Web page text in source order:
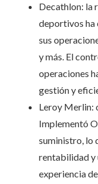
Decathlon: la
deportivos ha
sus
y más. El
operaciones
gestión y
Leroy Merlin:
Implementó
suministro, lo
rentabilidad y
experiencia